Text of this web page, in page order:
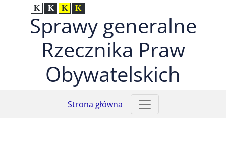
Kontrast normalny
Kontrast biały tekst na czarnym
Kontrast czarny tekst na żółtym
Sprawy generalne
Rzecznika Praw
Obywatelskich
Strona główna